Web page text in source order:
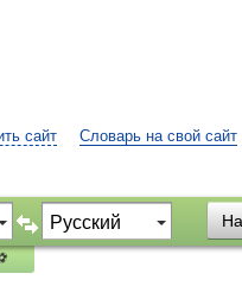
сайт Словарь на свой сайт